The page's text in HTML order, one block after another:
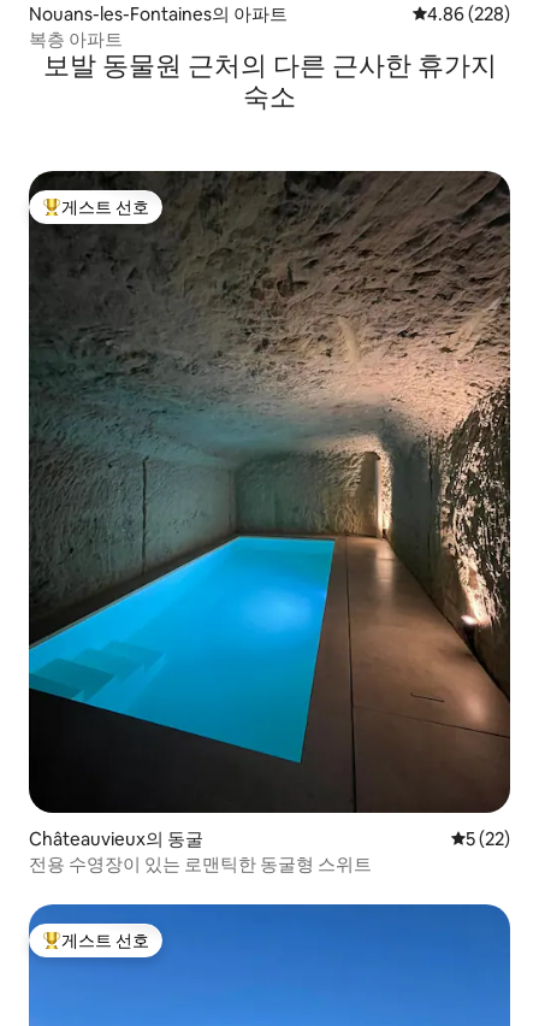
Nouans-les-Fontaines의 아파트 평점 4.86점(5
4.86 (228)
복층 아파트
보발 동물원 근처의 다른 근사한 휴가지
숙소
상위 게스트 선호
게스트 선호
Châteauvieux의 동굴 평점 5점
5 (22)
전용 수영장이 있는 로맨틱한 동굴형 스위트
상위 게스트 선호
게스트 선호